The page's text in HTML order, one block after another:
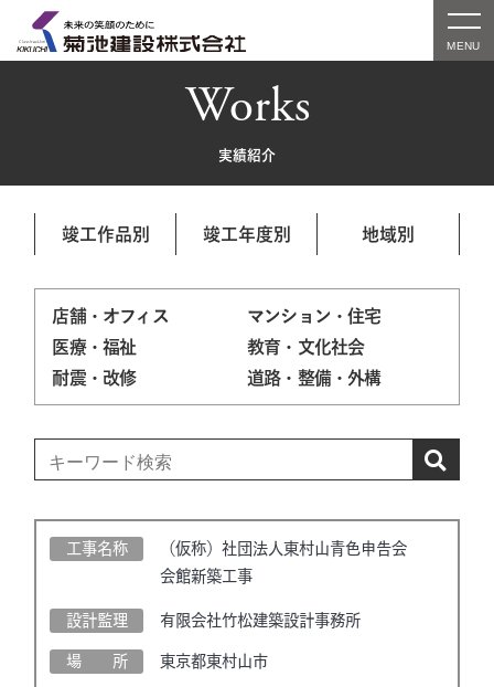
Works
実績紹介
竣工作品別 竣工年度別 地域別
店舗・オフィス
マンション・住宅
医療・福祉
教育・文化社会
耐震・改修
道路・整備・外構
工事名称
（仮称）社団法人東村山青色申告会
会館新築工事
設計監理 有限会社竹松建築設計事務所
場 所 東京都東村山市